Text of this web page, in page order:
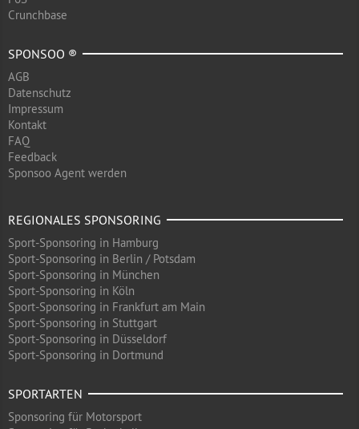
Crunchbase
SPONSOO ®
AGB
Datenschutz
Impressum
Kontakt
FAQ
Feedback
Sponsoo Agent werden
REGIONALES SPONSORING
Sport-Sponsoring in Hamburg
Sport-Sponsoring in Berlin / Potsdam
Sport-Sponsoring in München
Sport-Sponsoring in Köln
Sport-Sponsoring in Frankfurt am Main
Sport-Sponsoring in Stuttgart
Sport-Sponsoring in Düsseldorf
Sport-Sponsoring in Dortmund
SPORTARTEN
Sponsoring für Motorsport